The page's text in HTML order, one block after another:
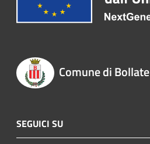
Comune di Bollate
SEGUICI SU